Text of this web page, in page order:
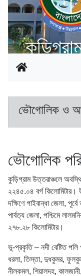
ভৌগোলিক ও
ভৌগোলিক
কুড়িগ্রাম উত্তরাঞ্চলে
২২৪৫.০৪ বর্গ কিলোমিটার।
দক্ষিণে গাইবান্ধা জেলা,
পার্বত্য জেলা, পশ্চিমে
২৭৮.২৮ কিলোমিটার।
ভূ-প্রকৃতি – নদী বেষ্টিত
ধরলা, তিস্তা, দুধকুমর,
নীলকমল, শিয়ালদহ,